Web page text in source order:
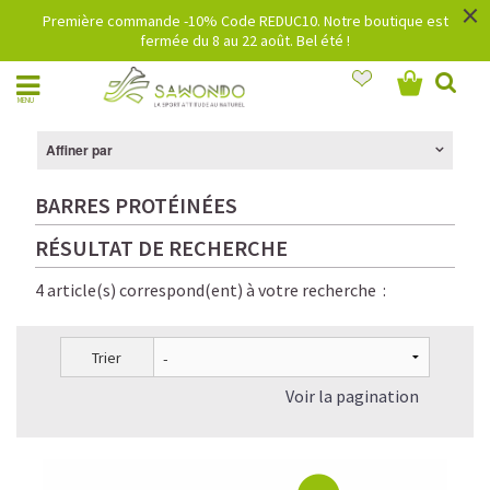
Première commande -10% Code REDUC10. Notre boutique est
fermée du 8 au 22 août. Bel été !
×
MENU
Affiner par
BARRES PROTÉINÉES
RÉSULTAT DE RECHERCHE
4 article(s) correspond(ent) à votre recherche :
Trier
Voir la pagination